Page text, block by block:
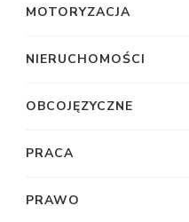
MOTORYZACJA
NIERUCHOMOŚCI
OBCOJĘZYCZNE
PRACA
PRAWO